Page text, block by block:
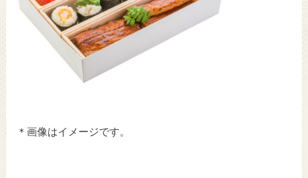
＊画像はイメージです。